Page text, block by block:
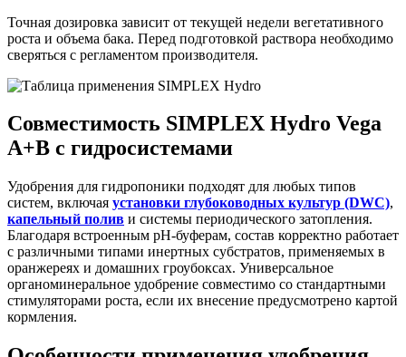
Точная дозировка зависит от текущей недели вегетативного
роста и объема бака. Перед подготовкой раствора необходимо
сверяться с регламентом производителя.
Совместимость SIMPLEX Hydro Vega
A+B с гидросистемами
Удобрения для гидропоники подходят для любых типов
систем, включая установки глубоководных культур (DWC),
капельный полив и системы периодического затопления.
Благодаря встроенным pH-буферам, состав корректно работает
с различными типами инертных субстратов, применяемых в
оранжереях и домашних гроубоксах. Универсальное
органоминеральное удобрение совместимо со стандартными
стимуляторами роста, если их внесение предусмотрено картой
кормления.